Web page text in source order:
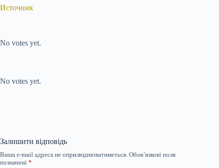
Источник
No votes yet.
No votes yet.
Залишити відповідь
Ваша e-mail адреса не оприлюднюватиметься. Обов’язкові поля
позначені *